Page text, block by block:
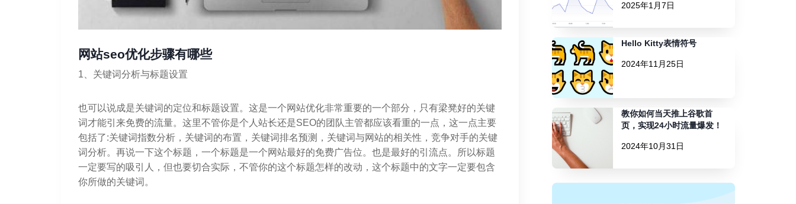
网站seo优化步骤有哪些
1、关键词分析与标题设置
也可以说成是关键词的定位和标题设置。这是一个网站优化非常重要的一个部分，只有梁凳好的关键
词才能引来免费的流量。这里不管你是个人站长还是SEO的团队主管都应该看重的一点，这一点主要
包括了:关键词指数分析，关键词的布置，关键词排名预测，关键词与网站的相关性，竞争对手的关键
词分析。再说一下这个标题，一个标题是一个网站最好的免费广告位。也是最好的引流点。所以标题
一定要写的吸引人，但也要切合实际，不管你的这个标题怎样的改动，这个标题中的文字一定要包含
你所做的关键词。
2025年1月7日
Hello Kitty表情符号
2024年11月25日
教你如何当天推上谷歌首
页，实现24小时流量爆发！
2024年10月31日